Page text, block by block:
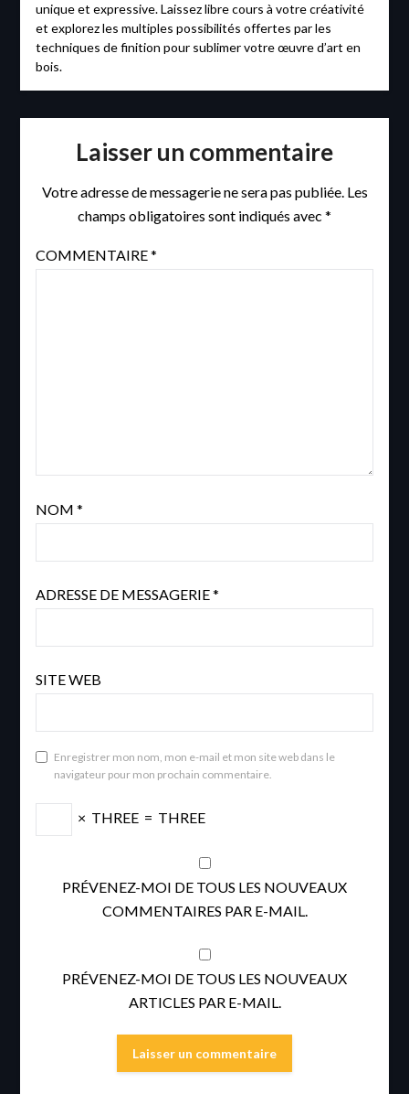
unique et expressive. Laissez libre cours à votre créativité
et explorez les multiples possibilités offertes par les
techniques de finition pour sublimer votre œuvre d’art en
bois.
Laisser un commentaire
Votre adresse de messagerie ne sera pas publiée. Les
champs obligatoires sont indiqués avec *
COMMENTAIRE*
NOM *
ADRESSE DE MESSAGERIE*
SITE WEB
Enregistrer mon nom, mon e-mail et mon site web dans le
navigateur pour mon prochain commentaire.
× THREE = THREE
PRÉVENEZ-MOI DE TOUS LES NOUVEAUX
COMMENTAIRES PAR E-MAIL.
PRÉVENEZ-MOI DE TOUS LES NOUVEAUX
ARTICLES PAR E-MAIL.